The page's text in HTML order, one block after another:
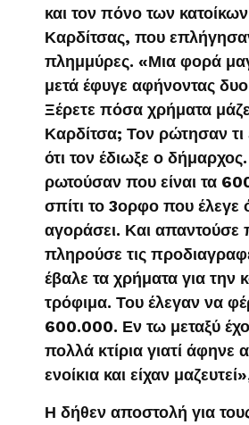
και τον πόνο των
Καρδίτσας, που
πλημμύρες. «Μια φορά
μετά έφυγε αφήνοντας δυο
Ξέρετε πόσα χρήματα
Καρδίτσα; Τον ρώτησαν τι
ότι τον έδιωξε ο
ρωτούσαν που είναι τα
σπίτι το 3ορφο που έλεγε
αγοράσει. Και απαντούσε
πληρούσε τις
έβαλε τα χρήματα για την
τρόφιμα. Του έλεγαν να
600.000. Εν τω μεταξύ
πολλά κτίρια γιατί άφηνε
ενοίκια και είχαν
Η δήθεν αποστολή για